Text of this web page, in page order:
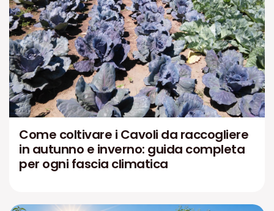
Come coltivare i Cavoli da raccogliere
in autunno e inverno: guida completa
per ogni fascia climatica